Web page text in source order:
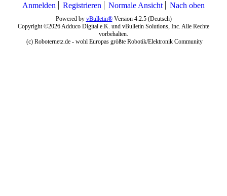
Anmelden Registrieren Normale Ansicht Nach oben
Powered by vBulletin®Version 4.2.5 (Deutsch)
Copyright ©2026 Adduco Digital e.K. und vBulletin Solutions, Inc. Alle Rechte
vorbehalten.
(c) Roboternetz.de - wohl Europas größte Robotik/Elektronik Community